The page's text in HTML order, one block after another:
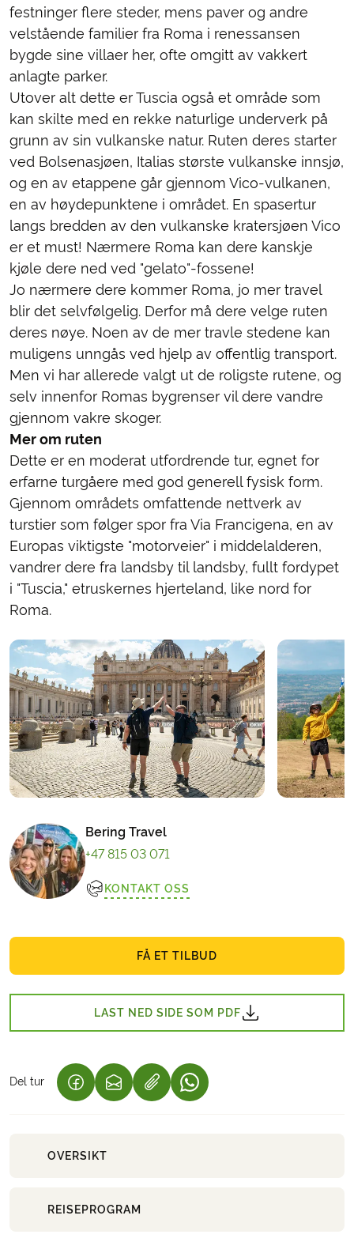
festninger flere steder, mens paver og andre
velstående familier fra Roma i renessansen
bygde sine villaer her, ofte omgitt av vakkert
anlagte parker.
Utover alt dette er Tuscia også et område som
kan skilte med en rekke naturlige underverk på
grunn av sin vulkanske natur. Ruten deres starter
ved Bolsenasjøen, Italias største vulkanske innsjø,
og en av etappene går gjennom Vico-vulkanen,
en av høydepunktene i området. En spasertur
langs bredden av den vulkanske kratersjøen Vico
er et must! Nærmere Roma kan dere kanskje
kjøle dere ned ved "gelato"-fossene!
Jo nærmere dere kommer Roma, jo mer travel
blir det selvfølgelig. Derfor må dere velge ruten
deres nøye. Noen av de mer travle stedene kan
muligens unngås ved hjelp av offentlig transport.
Men vi har allerede valgt ut de roligste rutene, og
selv innenfor Romas bygrenser vil dere vandre
gjennom vakre skoger.
Mer om ruten
Dette er en moderat utfordrende tur, egnet for
erfarne turgåere med god generell fysisk form.
Gjennom områdets omfattende nettverk av
turstier som følger spor fra Via Francigena, en av
Europas viktigste "motorveier" i middelalderen,
vandrer dere fra landsby til landsby, fullt fordypet
i "Tuscia," etruskernes hjerteland, like nord for
Roma.
Bering Travel
+47 815 03 071
KONTAKT OSS
FÅ ET TILBUD
LAST NED SIDE SOM PDF
Del tur (LENKE ÅPNES I NY FANE)
(LENKE ÅPNES I NY FANE)(LENKE ÅPNES I NY FANE)
OVERSIKT
REISEPROGRAM